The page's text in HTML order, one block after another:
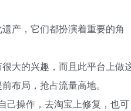
产，它们都扮演着重要的角
大的兴趣，而且此平台上做
布局，抢占流量高地。
己操作，去淘宝上修复，也可